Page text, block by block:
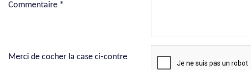
Commentaire *
Merci de cocher la case ci-contre